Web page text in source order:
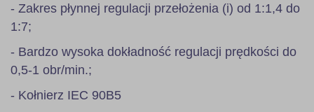
- Zakres płynnej regulacji przełożenia (i) od 1:1,4 do
1:7;
- Bardzo wysoka dokładność regulacji prędkości do
0,5-1 obr/min.;
- Kołnierz IEC 90B5